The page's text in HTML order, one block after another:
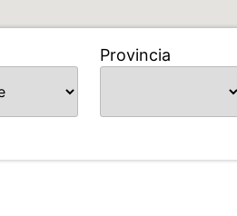
Provincia